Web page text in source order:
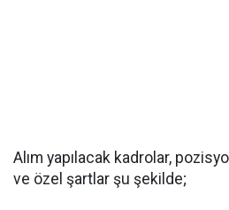
Alım yapılacak kadrolar,
ve özel şartlar şu şekilde;